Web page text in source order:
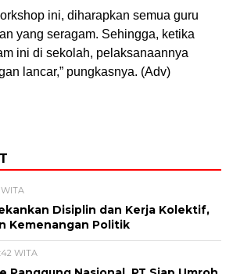
ini, diharapkan semua guru
yang seragam. Sehingga, ketika
ini di sekolah, pelaksanaannya
lancar,” pungkasnya. (Adv)
WITA
Disiplin dan Kerja Kolektif,
Kemenangan Politik
WITA